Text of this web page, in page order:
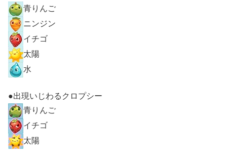
青りんご
ニンジン
イチゴ
太陽
水
●出現いじわるクロプシー
青りんご
イチゴ
太陽